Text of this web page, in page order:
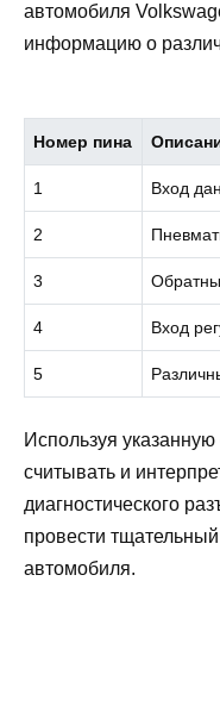
автомобиля
информацию о
Номер пина
1 Вход
2
3
4 Вход
5
Используя
считывать и
диагностического
провести
автомобиля.